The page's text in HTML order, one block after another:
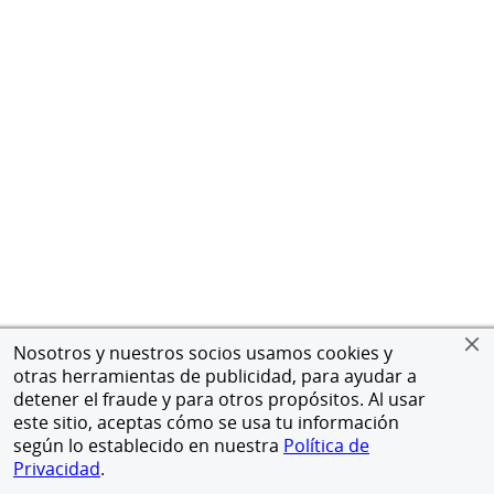
Nosotros y nuestros socios usamos cookies y
otras herramientas de publicidad, para ayudar a
detener el fraude y para otros propósitos. Al usar
este sitio, aceptas cómo se usa tu información
según lo establecido en nuestra Política de
Privacidad.